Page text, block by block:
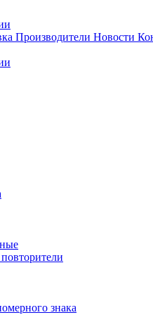
Производители Новости
знака